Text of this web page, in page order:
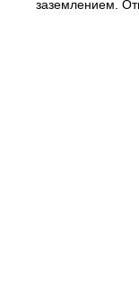
заземлением.